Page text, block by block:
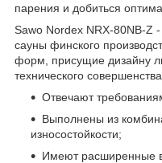
парения и добиться
Sawo Nordex NRX-80NB-Z -
сауны финского
форм, присущие дизайну
технического
Отвечают
Выполнены из
износостойкости;
Имеют расширенные